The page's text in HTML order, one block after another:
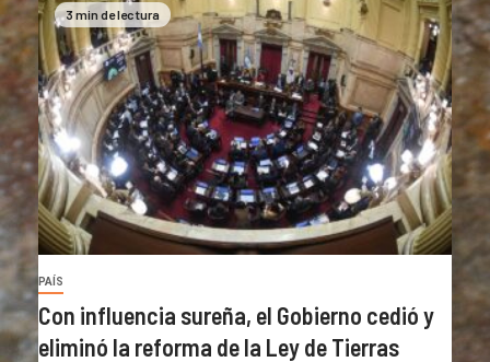
3 min de lectura
PAÍS
Con influencia sureña, el Gobierno cedió y
eliminó la reforma de la Ley de Tierras